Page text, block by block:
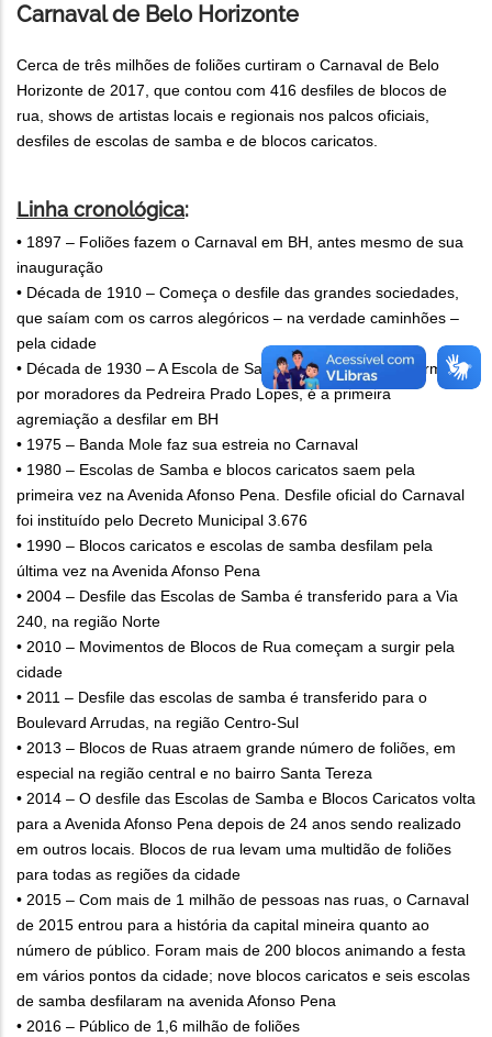
Carnaval de Belo Horizonte
Cerca de três milhões de foliões curtiram o Carnaval de Belo
Horizonte de 2017, que contou com 416 desfiles de blocos de
rua, shows de artistas locais e regionais nos palcos oficiais,
desfiles de escolas de samba e de blocos caricatos.
Linha cronológica:
• 1897 – Foliões fazem o Carnaval em BH, antes mesmo de sua
inauguração
• Década de 1910 – Começa o desfile das grandes sociedades,
que saíam com os carros alegóricos – na verdade caminhões –
pela cidade
• Década de 1930 – A Escola de Samba Pedreira Unida, formada
por moradores da Pedreira Prado Lopes, é a primeira
agremiação a desfilar em BH
• 1975 – Banda Mole faz sua estreia no Carnaval
• 1980 – Escolas de Samba e blocos caricatos saem pela
primeira vez na Avenida Afonso Pena. Desfile oficial do Carnaval
foi instituído pelo Decreto Municipal 3.676
• 1990 – Blocos caricatos e escolas de samba desfilam pela
última vez na Avenida Afonso Pena
• 2004 – Desfile das Escolas de Samba é transferido para a Via
240, na região Norte
• 2010 – Movimentos de Blocos de Rua começam a surgir pela
cidade
• 2011 – Desfile das escolas de samba é transferido para o
Boulevard Arrudas, na região Centro-Sul
• 2013 – Blocos de Ruas atraem grande número de foliões, em
especial na região central e no bairro Santa Tereza
• 2014 – O desfile das Escolas de Samba e Blocos Caricatos volta
para a Avenida Afonso Pena depois de 24 anos sendo realizado
em outros locais. Blocos de rua levam uma multidão de foliões
para todas as regiões da cidade
• 2015 – Com mais de 1 milhão de pessoas nas ruas, o Carnaval
de 2015 entrou para a história da capital mineira quanto ao
número de público. Foram mais de 200 blocos animando a festa
em vários pontos da cidade; nove blocos caricatos e seis escolas
de samba desfilaram na avenida Afonso Pena
• 2016 – Público de 1,6 milhão de foliões